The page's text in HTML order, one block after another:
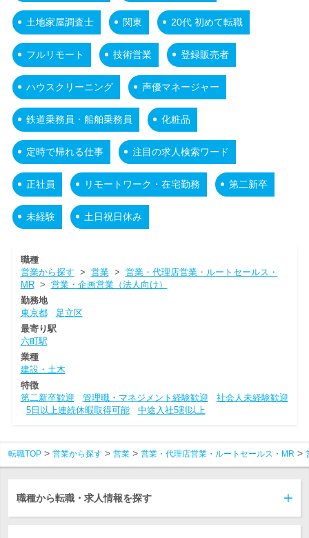
土地家屋調査士 関東 20代 初めて転職
フルリモート 技術営業 登録販売者
ハウスクリーニング 声優マネージャー
鉄道乗務員・船舶乗務員 化粧品
定時で帰れる仕事 注目の求人検索ワード
正社員 リモートワーク・在宅勤務 第二新卒
未経験 土日祝日休み
職種
営業から探す > 営業> 営業・代理店営業・ルートセールス・
MR> 営業・企画営業（法人向け）
勤務地
東京都
足立区
最寄り駅
六町駅
業種
建設・土木
特徴
第二新卒歓迎
管理職・マネジメント経験歓迎
社会人未経験歓迎
5日以上連続休暇取得可能
中途入社5割以上
転職TOP 営業から探す 営業 営業・代理店営業・ルートセールス・MR
職種から転職・求人情報を探す